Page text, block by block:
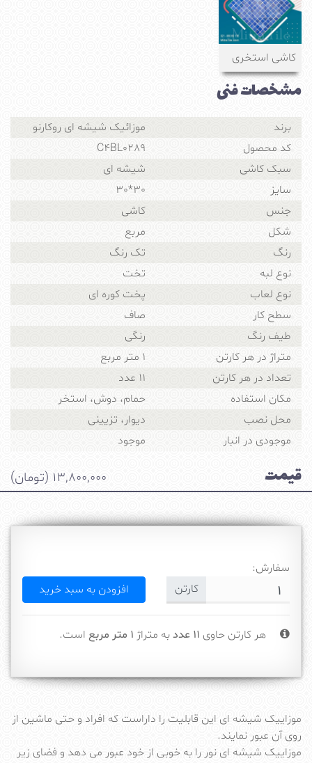
کاشی استخری
مشخصات فنی
برند
موزائیک شیشه ای روکارنو
کد محصول
C4BL0289
سبک کاشی
شیشه ای
سایز
30*30
جنس
کاشی
شکل
مربع
رنگ
تک رنگ
نوع لبه
تخت
نوع لعاب
پخت کوره ای
سطح کار
صاف
طیف رنگ
رنگی
متراژ در هر کارتن
1 متر مربع
تعداد در هر کارتن
11 عدد
مکان استفاده
حمام، دوش، استخر
محل نصب
دیوار، تزیینی
موجودی در انبار
موجود
قیمت 13,800,000 (تومان)
سفارش:
کارتن
هر کارتن حاوی 11 عدد به متراژ 1 متر مربع است.
موزاییک شیشه ای این قابلیت را داراست که افراد و حتی ماشین از
روی آن عبور نمایند.
موزاییک شیشه ای نور را به خوبی از خود عبور می دهد و فضای زیر